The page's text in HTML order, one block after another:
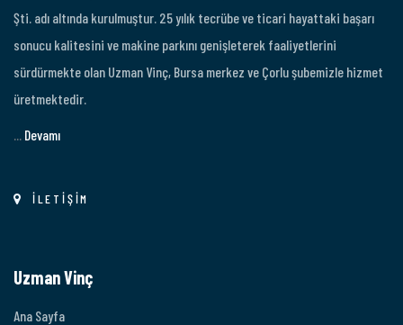
Şti. adı altında kurulmuştur. 25 yılık tecrübe ve ticari hayattaki başarı
sonucu kalitesini ve makine parkını genişleterek faaliyetlerini
sürdürmekte olan Uzman Vinç, Bursa merkez ve Çorlu şubemizle hizmet
üretmektedir.
Devamı
İLETİŞİM
Uzman Vinç
Ana Sayfa